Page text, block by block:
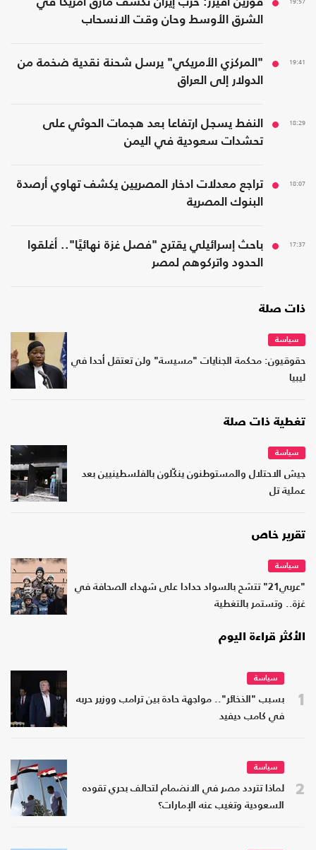
الشرق الأوسط وحان وقت الانسحاب
19:41
"المركزي الأمريكي" يرسل شحنة نقدية ضخمة من
الدولار إلى العراق
18:29
النفط يسجل ارتفاعا بعد هجمات الحوثي على
تحشدات سعودية في اليمن
18:07
تراجع معدلات ادخار المصريين يكشف تهاوي أرصدة
البنوك المصرية
17:37
باحث إسرائيلي يقترح "فصل غزة نهائيًا".. أغلقوا
الحدود واتركوهم لمصر
ذات صلة
سياسة
حقوقيون: محكمة الجنايات "مسيسة" ولن تعتقل أحدا في
ليبيا
تغطية ذات صلة
سياسة
جيش الاحتلال والمستوطنون ينكّلون بالفلسطينيين بعد
عملية تل
تقرير خاص
سياسة
"عربي21" تتشح بالسواد حدادا على شهداء الصحافة في
غزة.. وتستمر بالتغطية
الأكثر قراءة اليوم
1
سياسة
بسبب "الذخائر".. مواجهة حادة بين ترامب ووزير حربه
في كامب ديفيد
2
سياسة
لماذا تتردد مصر في الانضمام لتحالف بحري تقوده
السعودية وتغيب عنه الإمارات؟